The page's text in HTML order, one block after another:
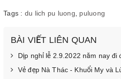
Tags : du lich pu luong puluong
BÀI VIẾT LIÊN QUAN
Dịp nghỉ lễ 2.9.2022 năm nay đi
Vẻ đẹp Nà Thác - Khuổi My và